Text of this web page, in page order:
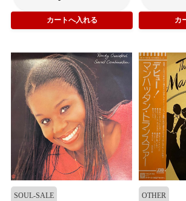
SOUL-SALE OTHER